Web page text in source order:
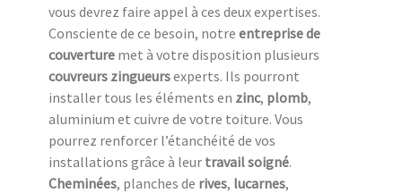
vous devrez faire appel à ces deux expertises.
Consciente de ce besoin, notre entreprise de
couverture met à votre disposition plusieurs
couvreurs zingueursexperts. Ils pourront
installer tous les éléments en zinc, plomb,
aluminium et cuivre de votre toiture. Vous
pourrez renforcer l’étanchéité de vos
installations grâce à leur travail soigné.
Cheminées, planches de rives, lucarnes,